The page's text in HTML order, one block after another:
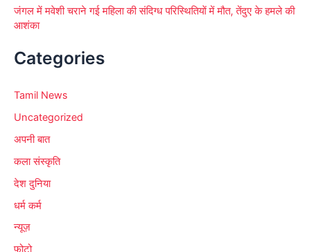
जंगल में मवेशी चराने गई महिला की संदिग्ध परिस्थितियों में मौत, तेंदुए के हमले की
आशंका
Categories
Tamil News
Uncategorized
अपनी बात
कला संस्कृति
देश दुनिया
धर्म कर्म
न्यूज़